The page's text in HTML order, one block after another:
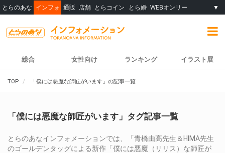
とらのあな インフォ 通販 店舗 とらコイン とら婚 WEBオンリー ▼
総合 女性向け ランキング イラスト展
TOP 「僕には悪魔な師匠がいます」の記事一覧
「僕には悪魔な師匠がいます」タグ記事一覧
とらのあなインフォメーションでは、「青橋由高先生＆HIMA先生
のゴールデンタッグによる新作「僕には悪魔（リリス）な師匠が